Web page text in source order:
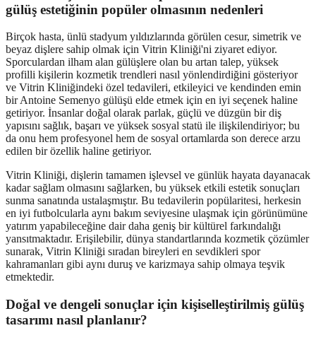
gülüş estetiğinin popüler olmasının nedenleri
Birçok hasta, ünlü stadyum yıldızlarında görülen cesur, simetrik ve
beyaz dişlere sahip olmak için Vitrin Kliniği'ni ziyaret ediyor.
Sporculardan ilham alan gülüşlere olan bu artan talep, yüksek
profilli kişilerin kozmetik trendleri nasıl yönlendirdiğini gösteriyor
ve Vitrin Kliniğindeki özel tedavileri, etkileyici ve kendinden emin
bir Antoine Semenyo gülüşü elde etmek için en iyi seçenek haline
getiriyor. İnsanlar doğal olarak parlak, güçlü ve düzgün bir diş
yapısını sağlık, başarı ve yüksek sosyal statü ile ilişkilendiriyor; bu
da onu hem profesyonel hem de sosyal ortamlarda son derece arzu
edilen bir özellik haline getiriyor.
Vitrin Kliniği, dişlerin tamamen işlevsel ve günlük hayata dayanacak
kadar sağlam olmasını sağlarken, bu yüksek etkili estetik sonuçları
sunma sanatında ustalaşmıştır. Bu tedavilerin popülaritesi, herkesin
en iyi futbolcularla aynı bakım seviyesine ulaşmak için görünümüne
yatırım yapabileceğine dair daha geniş bir kültürel farkındalığı
yansıtmaktadır. Erişilebilir, dünya standartlarında kozmetik çözümler
sunarak, Vitrin Kliniği sıradan bireyleri en sevdikleri spor
kahramanları gibi aynı duruş ve karizmaya sahip olmaya teşvik
etmektedir.
Doğal ve dengeli sonuçlar için kişiselleştirilmiş gülüş
tasarımı nasıl planlanır?